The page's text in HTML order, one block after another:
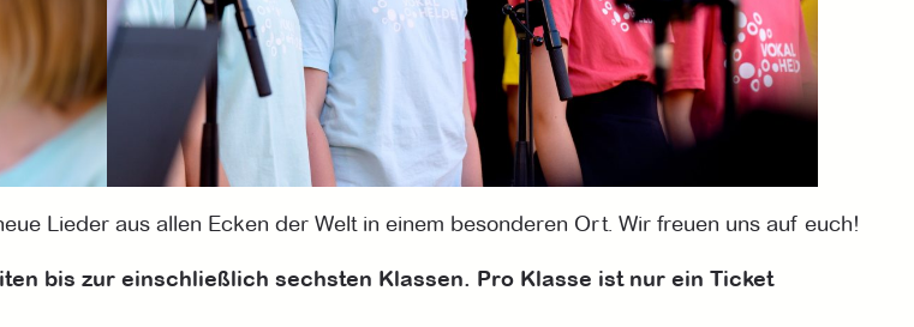
Lieder aus allen Ecken der Welt in einem besonderen Ort. Wir freuen uns auf euch!
bis zur einschließlich sechsten Klassen. Pro Klasse ist nur ein Ticket